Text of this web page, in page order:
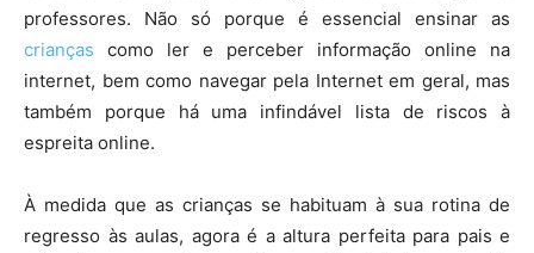
professores. Não só porque é essencial ensinar as
crianças como ler e perceber informação online na
internet, bem como navegar pela Internet em geral, mas
também porque há uma infindável lista de riscos à
espreita online.
À medida que as crianças se habituam à sua rotina de
regresso às aulas, agora é a altura perfeita para pais e